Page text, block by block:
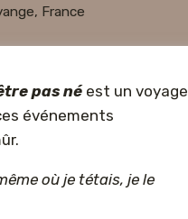
France
pas néest un voyage
événements
où je tétais, je le